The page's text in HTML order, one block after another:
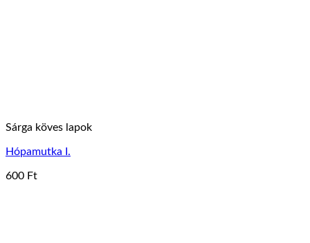
Sárga köves lapok
Hópamutka I.
600 Ft